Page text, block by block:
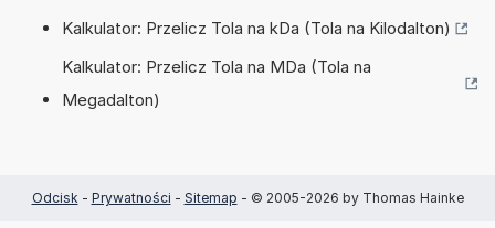
Kalkulator: Przelicz Tola na kDa (Tola na Kilodalton)
Kalkulator: Przelicz Tola na MDa (Tola na
Megadalton)
Odcisk - Prywatności - Sitemap - © 2005-2026 by Thomas Hainke